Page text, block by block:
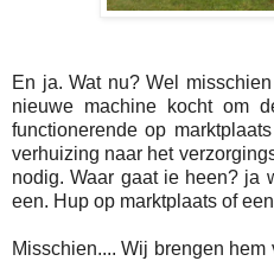
En ja. Wat nu? Wel
nieuwe machine kocht om
functionerende op
verhuizing naar het
nodig. Waar gaat ie heen? ja
een. Hup op marktplaats of
Misschien.... Wij brengen